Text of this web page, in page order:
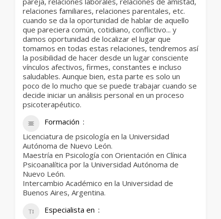
relaciones familiares, relaciones parentales, etc.
cuando se da la oportunidad de hablar de aquello
que pareciera común, cotidiano, conflictivo... y
damos oportunidad de localizar el lugar que
tomamos en todas estas relaciones, tendremos así
la posibilidad de hacer desde un lugar consciente
vínculos afectivos, firmes, constantes e incluso
saludables. Aunque bien, esta parte es solo un
poco de lo mucho que se puede trabajar cuando se
decide iniciar un análisis personal en un proceso
psicoterapéutico.
Formación
Licenciatura de psicología en la Universidad
Autónoma de Nuevo León.
Maestría en Psicología con Orientación en Clínica
Psicoanalítica por la Universidad Autónoma de
Nuevo León.
Intercambio Académico en la Universidad de
Buenos Aires, Argentina.
Especialista en